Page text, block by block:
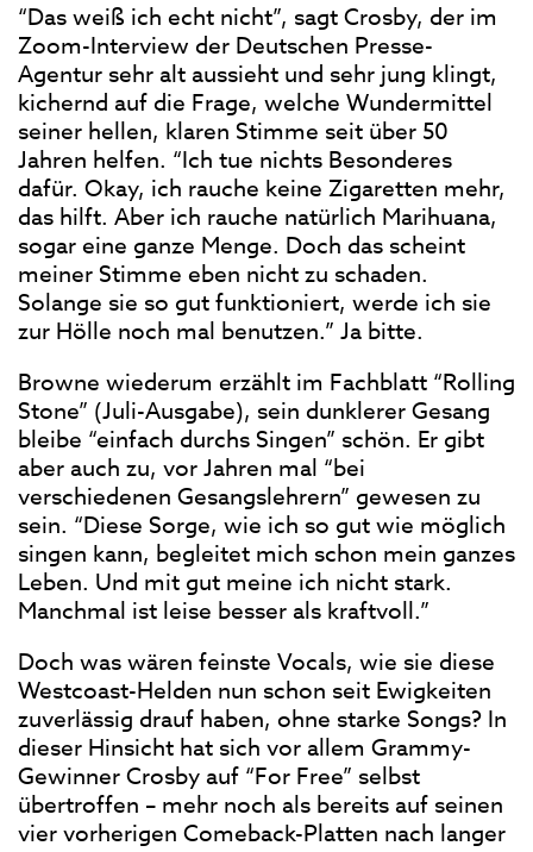
“Das weiß ich echt nicht”, sagt Crosby, der im
Zoom-Interview der Deutschen Presse-
Agentur sehr alt aussieht und sehr jung klingt,
kichernd auf die Frage, welche Wundermittel
seiner hellen, klaren Stimme seit über 50
Jahren helfen. “Ich tue nichts Besonderes
dafür. Okay, ich rauche keine Zigaretten mehr,
das hilft. Aber ich rauche natürlich Marihuana,
sogar eine ganze Menge. Doch das scheint
meiner Stimme eben nicht zu schaden.
Solange sie so gut funktioniert, werde ich sie
zur Hölle noch mal benutzen.” Ja bitte.
Browne wiederum erzählt im Fachblatt “Rolling
Stone” (Juli-Ausgabe), sein dunklerer Gesang
bleibe “einfach durchs Singen” schön. Er gibt
aber auch zu, vor Jahren mal “bei
verschiedenen Gesangslehrern” gewesen zu
sein. “Diese Sorge, wie ich so gut wie möglich
singen kann, begleitet mich schon mein ganzes
Leben. Und mit gut meine ich nicht stark.
Manchmal ist leise besser als kraftvoll.”
Doch was wären feinste Vocals, wie sie diese
Westcoast-Helden nun schon seit Ewigkeiten
zuverlässig drauf haben, ohne starke Songs? In
dieser Hinsicht hat sich vor allem Grammy-
Gewinner Crosby auf “For Free” selbst
übertroffen – mehr noch als bereits auf seinen
vier vorherigen Comeback-Platten nach langer